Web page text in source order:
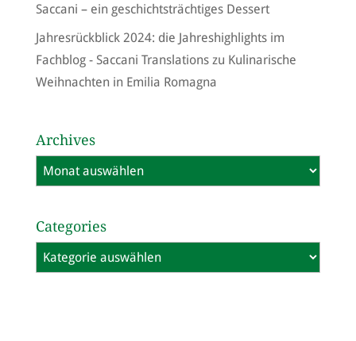
Saccani – ein geschichtsträchtiges Dessert
Jahresrückblick 2024: die Jahreshighlights im
Fachblog - Saccani Translationszu Kulinarische
Weihnachten in Emilia Romagna
Archives
Archives
Categories
Categories